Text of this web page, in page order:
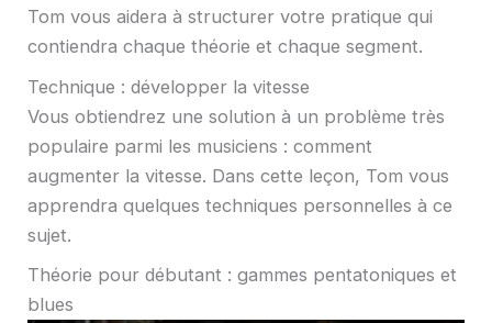
Tom vous aidera à structurer votre pratique qui
contiendra chaque théorie et chaque segment.
Technique : développer la vitesse
Vous obtiendrez une solution à un problème très
populaire parmi les musiciens : comment
augmenter la vitesse. Dans cette leçon, Tom vous
apprendra quelques techniques personnelles à ce
sujet.
Théorie pour débutant : gammes pentatoniques et
blues